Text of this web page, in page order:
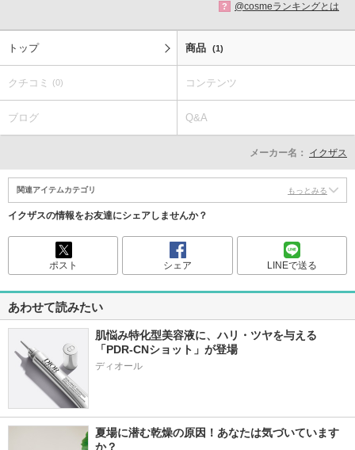
? @cosmeランキングとは
トップ 商品 (1)
クチコミ (0) コンテンツ
ブログ Q&A
メーカー名： イクザス
関連アイテムカテゴリ もっとみる
イクザスの情報をお友達にシェアしませんか？
ポスト シェア LINEで送る
あわせて読みたい
肌悩み特化型美容液に、ハリ・ツヤを与える
「PDR-CNショット」が登場
夏場に潜む乾燥の原因！あなたは気づいています
か？